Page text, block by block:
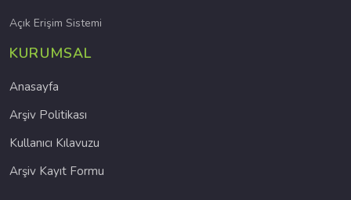
Açık Erişim Sistemi
KURUMSAL
Anasayfa
Arşiv Politikası
Kullanıcı Kılavuzu
Arşiv Kayıt Formu